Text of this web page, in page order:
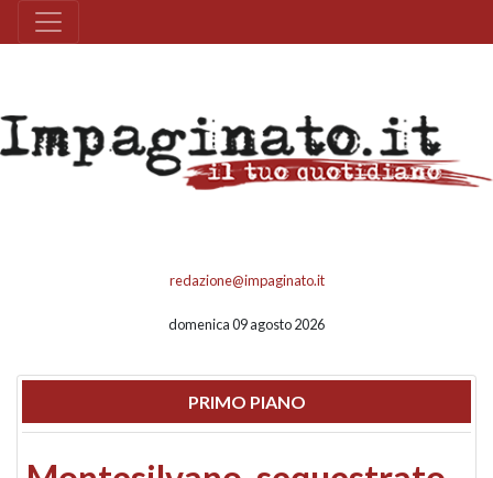
redazione@impaginato.it
domenica 09 agosto 2026
PRIMO PIANO